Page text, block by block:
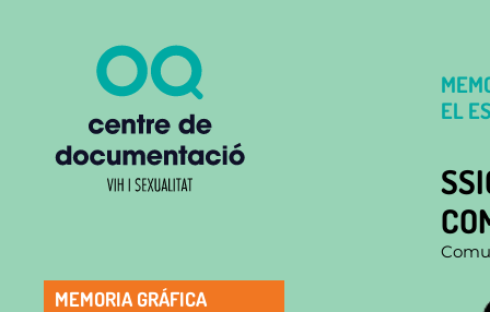
MEMORIA GRÁFICA
EL